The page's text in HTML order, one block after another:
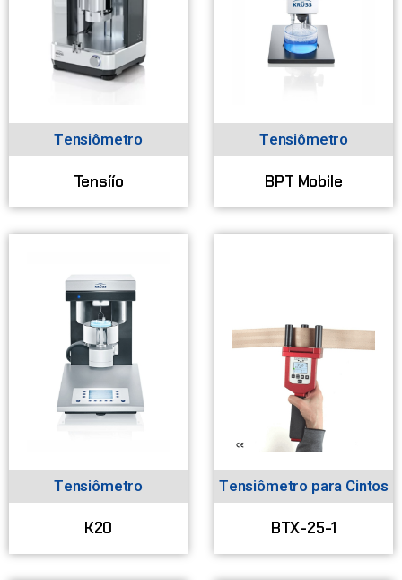
Tensiômetro
Tensíío
Tensiômetro
BPT Mobile
Tensiômetro
K20
Tensiômetro para Cintos
BTX-25-1